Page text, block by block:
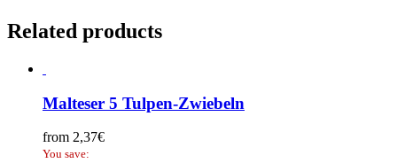
Related products
Malteser 5 Tulpen-Zwiebeln
from 2,37€
You save: